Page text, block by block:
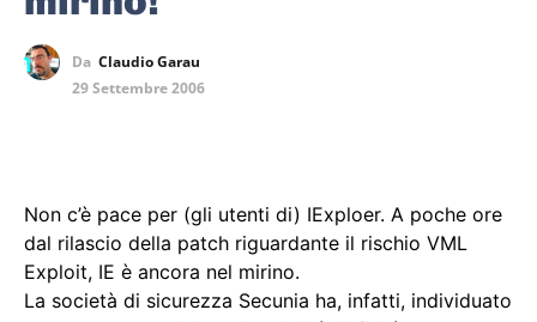
Da Claudio Garau
29 Settembre 2006
Non c’è pace per (gli utenti di) IExploer. A poche ore
dal rilascio della patch riguardante il rischio VML
Exploit, IE è ancora nel mirino.
La società di sicurezza Secunia ha, infatti, individuato